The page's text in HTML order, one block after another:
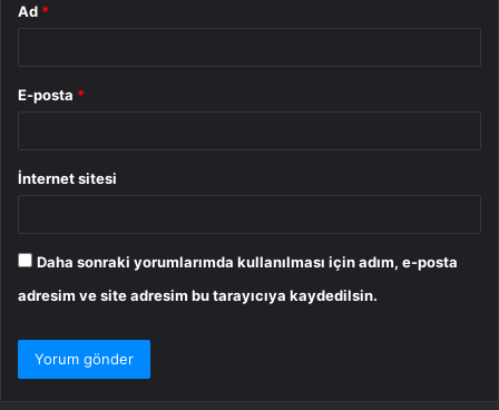
Ad *
E-posta *
İnternet sitesi
Daha sonraki yorumlarımda kullanılması için adım, e-posta
adresim ve site adresim bu tarayıcıya kaydedilsin.